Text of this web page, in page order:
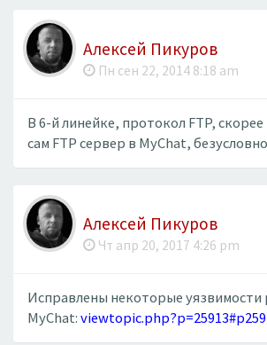
Алексей Пикуров
Пн сен 22, 2014 8:18 am
В 6-й линейке, протокол FTP, скорее
сам FTP сервер в MyChat,
Алексей Пикуров
Чт апр 20, 2017 4:26 pm
Исправлены некоторые уязвимости
MyChat: